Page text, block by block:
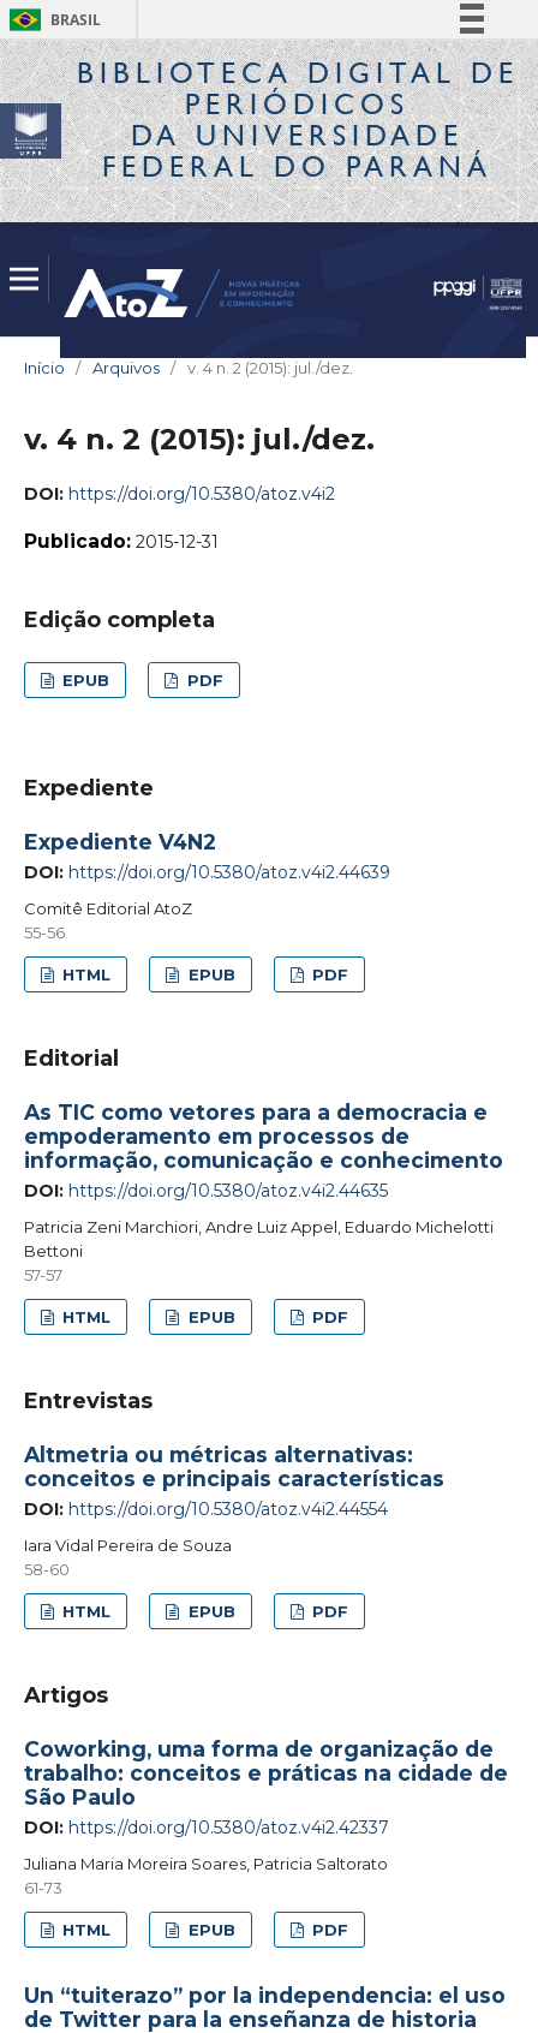
BRASIL
Simplifique!
Comunica BR
Participe
Acesso à informação
Legislação
BIBLIOTECA DIGITALDE
PERIÓDICOS
DA UNIVERSIDADE
FEDERAL DO PARANÁ
Início / Arquivos / v. 4 n. 2 (2015): jul./dez.
v. 4 n. 2 (2015): jul./dez.
DOI: https://doi.org/10.5380/atoz.v4i2
Publicado: 2015-12-31
Edição completa
EPUB PDF
Expediente
Expediente V4N2
DOI: https://doi.org/10.5380/atoz.v4i2.44639
Comitê Editorial AtoZ
55-56
HTML EPUB PDF
Editorial
As TIC como vetores para a democracia e
empoderamento em processos de
informação, comunicação e conhecimento
DOI: https://doi.org/10.5380/atoz.v4i2.44635
Patricia Zeni Marchiori, Andre Luiz Appel, Eduardo Michelotti
Bettoni
57-57
HTML EPUB PDF
Entrevistas
Altmetria ou métricas alternativas:
conceitos e principais características
DOI: https://doi.org/10.5380/atoz.v4i2.44554
Iara Vidal Pereira de Souza
58-60
HTML EPUB PDF
Artigos
Coworking, uma forma de organização de
trabalho: conceitos e práticas na cidade de
São Paulo
DOI: https://doi.org/10.5380/atoz.v4i2.42337
Juliana Maria Moreira Soares, Patricia Saltorato
61-73
HTML EPUB PDF
Un “tuiterazo” por la independencia: el uso
de Twitter para la enseñanza de historia